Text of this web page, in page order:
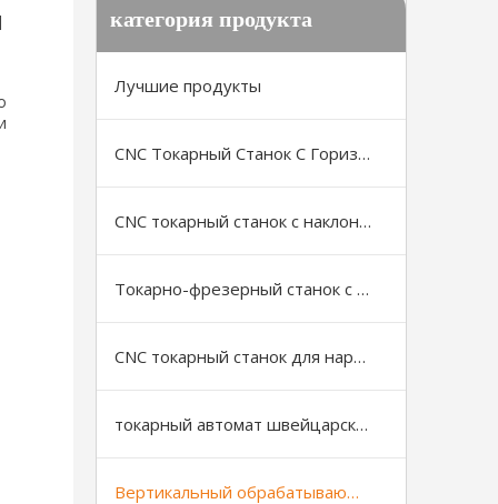
категория продукта
Лучшие продукты
CNC Токарный Станок С Горизонтальной Станиной
CNC токарный станок с наклонной станиной
Токарно-фрезерный станок с ЧПУ
CNC токарный станок для нарезки резьбы на трубах
токарный автомат швейцарского типа
Вертикальный обрабатывающий центр